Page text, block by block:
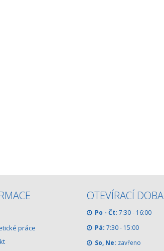
práce
OTEVÍRACÍ DOBA
Po - Čt: 7:30 - 16:00
Pá: 7:30 - 15:00
So, Ne: zavřeno